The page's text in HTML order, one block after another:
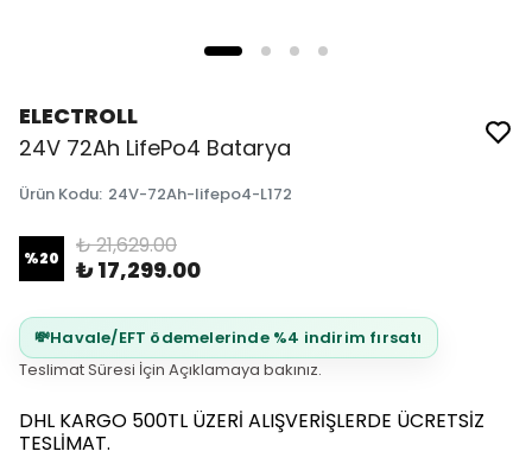
ELECTROLL
24V 72Ah LifePo4 Batarya
Ürün Kodu: 24V-72Ah-lifepo4-L172
%20 ₺ 21,629.00
₺ 17,299.00
💸Havale/EFT ödemelerinde %4 indirim fırsatı
Teslimat Süresi İçin Açıklamaya bakınız.
DHL KARGO 500TL ÜZERİ ALIŞVERİŞLERDE ÜCRETSİZ
TESLİMAT.